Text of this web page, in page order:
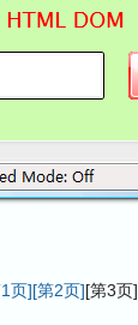
页][第2页][第3页]